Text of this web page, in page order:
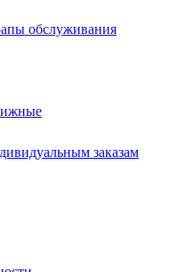
обслуживания
заказам